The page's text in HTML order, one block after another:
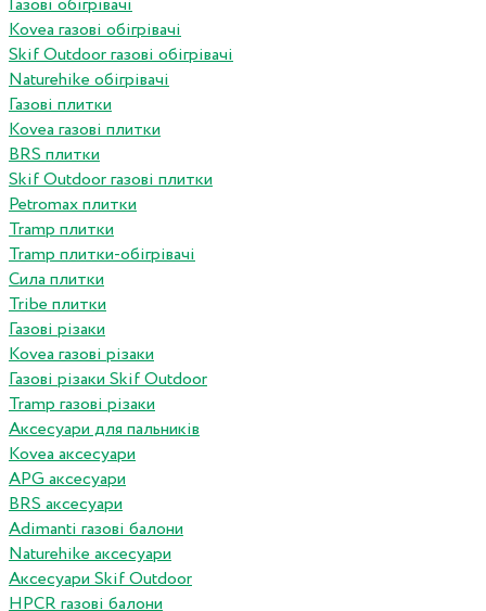
Газові обігрівачі
Kovea газові обігрівачі
Skif Outdoor газові обігрівачі
Naturehike обігрівачі
Газові плитки
Kovea газові плитки
BRS плитки
Skif Outdoor газові плитки
Petromax плитки
Tramp плитки
Tramp плитки-обігрівачі
Сила плитки
Tribe плитки
Газові різаки
Kovea газові різаки
Газові різаки Skif Outdoor
Tramp газові різаки
Аксесуари для пальників
Kovea аксесуари
APG аксесуари
BRS аксесуари
Adimanti газові балони
Naturehike аксесуари
Аксесуари Skif Outdoor
HPCR газові балони